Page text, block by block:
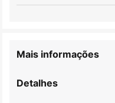
Detalhes
Mais informações